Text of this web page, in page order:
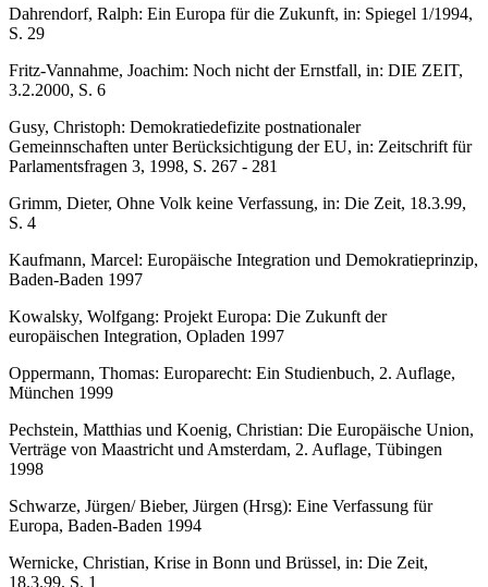
Dahrendorf, Ralph: Ein Europa für die Zukunft, in: Spiegel 1/1994,
S. 29
Fritz-Vannahme, Joachim: Noch nicht der Ernstfall, in: DIE ZEIT,
3.2.2000, S. 6
Gusy, Christoph: Demokratiedefizite postnationaler
Gemeinnschaften unter Berücksichtigung der EU, in: Zeitschrift für
Parlamentsfragen 3, 1998, S. 267 - 281
Grimm, Dieter, Ohne Volk keine Verfassung, in: Die Zeit, 18.3.99,
S. 4
Kaufmann, Marcel: Europäische Integration und Demokratieprinzip,
Baden-Baden 1997
Kowalsky, Wolfgang: Projekt Europa: Die Zukunft der
europäischen Integration, Opladen 1997
Oppermann, Thomas: Europarecht: Ein Studienbuch, 2. Auflage,
München 1999
Pechstein, Matthias und Koenig, Christian: Die Europäische Union,
Verträge von Maastricht und Amsterdam, 2. Auflage, Tübingen
1998
Schwarze, Jürgen/ Bieber, Jürgen (Hrsg): Eine Verfassung für
Europa, Baden-Baden 1994
Wernicke, Christian, Krise in Bonn und Brüssel, in: Die Zeit,
18.3.99, S. 1